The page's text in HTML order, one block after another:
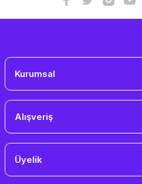
Kurumsal
Alışveriş
Üyelik